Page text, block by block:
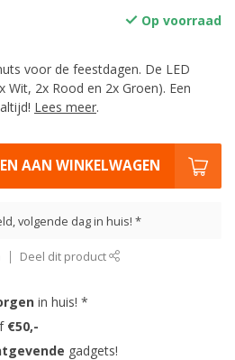
Op voorraad
voor de feestdagen. De LED
Wit, 2x Rood en 2x Groen). Een
Lees meer.
AAN WINKELWAGEN
volgende dag in huis! *
Deel dit product
in huis! *
€50,-
gadgets!